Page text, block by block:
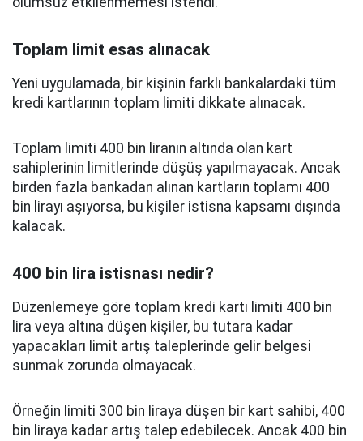
Toplam limit esas alınacak
Yeni uygulamada, bir kişinin farklı bankalardaki tüm
kredi kartlarının toplam limiti dikkate alınacak.
Toplam limiti 400 bin liranın altında olan kart
sahiplerinin limitlerinde düşüş yapılmayacak. Ancak
birden fazla bankadan alınan kartların toplamı 400
bin lirayı aşıyorsa, bu kişiler istisna kapsamı dışında
kalacak.
400 bin lira istisnası nedir?
Düzenlemeye göre toplam kredi kartı limiti 400 bin
lira veya altına düşen kişiler, bu tutara kadar
yapacakları limit artış taleplerinde gelir belgesi
sunmak zorunda olmayacak.
Örneğin limiti 300 bin liraya düşen bir kart sahibi, 400
bin liraya kadar artış talep edebilecek. Ancak 400 bin